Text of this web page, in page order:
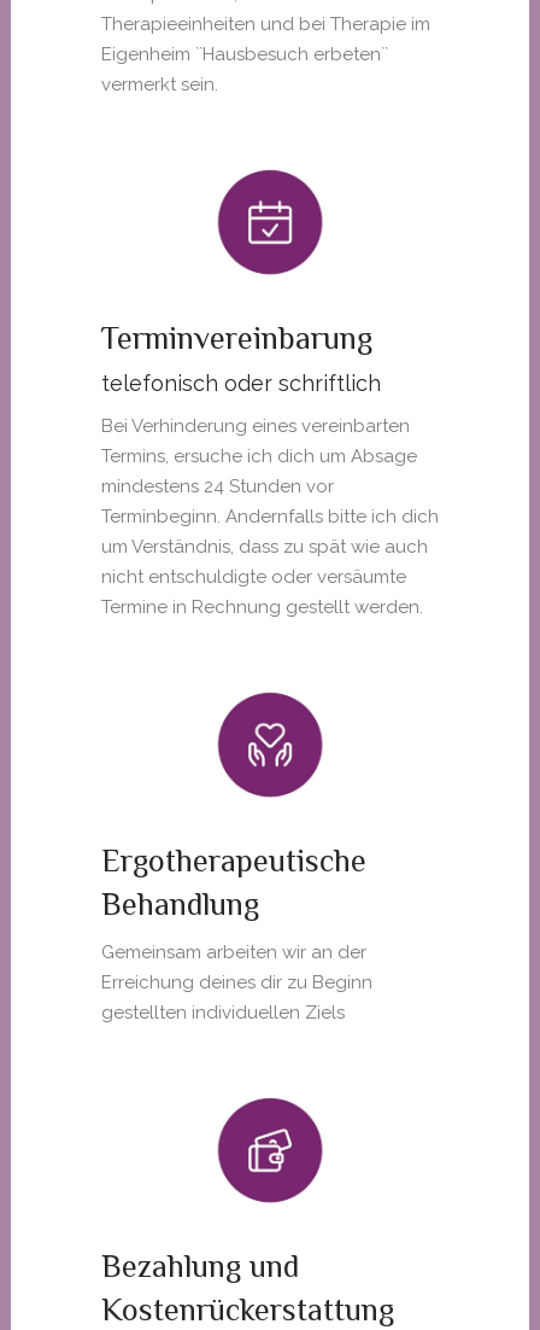
Therapieeinheiten und bei Therapie im
Eigenheim ``Hausbesuch erbeten``
vermerkt sein.
Terminvereinbarung
telefonisch oder schriftlich
Bei Verhinderung eines vereinbarten
Termins, ersuche ich dich um Absage
mindestens 24 Stunden vor
Terminbeginn. Andernfalls bitte ich dich
um Verständnis, dass zu spät wie auch
nicht entschuldigte oder versäumte
Termine in Rechnung gestellt werden.
Ergotherapeutische
Behandlung
Gemeinsam arbeiten wir an der
Erreichung deines dir zu Beginn
gestellten individuellen Ziels
Bezahlung und
Kostenrückerstattung